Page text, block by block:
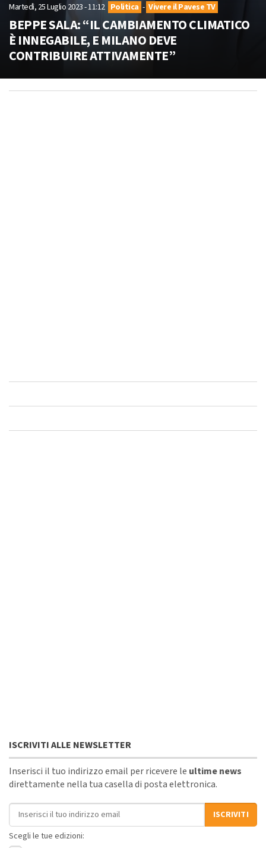
Martedì, 25 Luglio 2023 - 11:12 Politica - Vivere il Pavese TV
BEPPE SALA: “IL CAMBIAMENTO CLIMATICO
È INNEGABILE, E MILANO DEVE
CONTRIBUIRE ATTIVAMENTE”
ISCRIVITI ALLE NEWSLETTER
Inserisci il tuo indirizzo email per ricevere le ultime news
direttamente nella tua casella di posta elettronica.
Indirizzo email
ISCRIVITI
Scegli le tue edizioni: